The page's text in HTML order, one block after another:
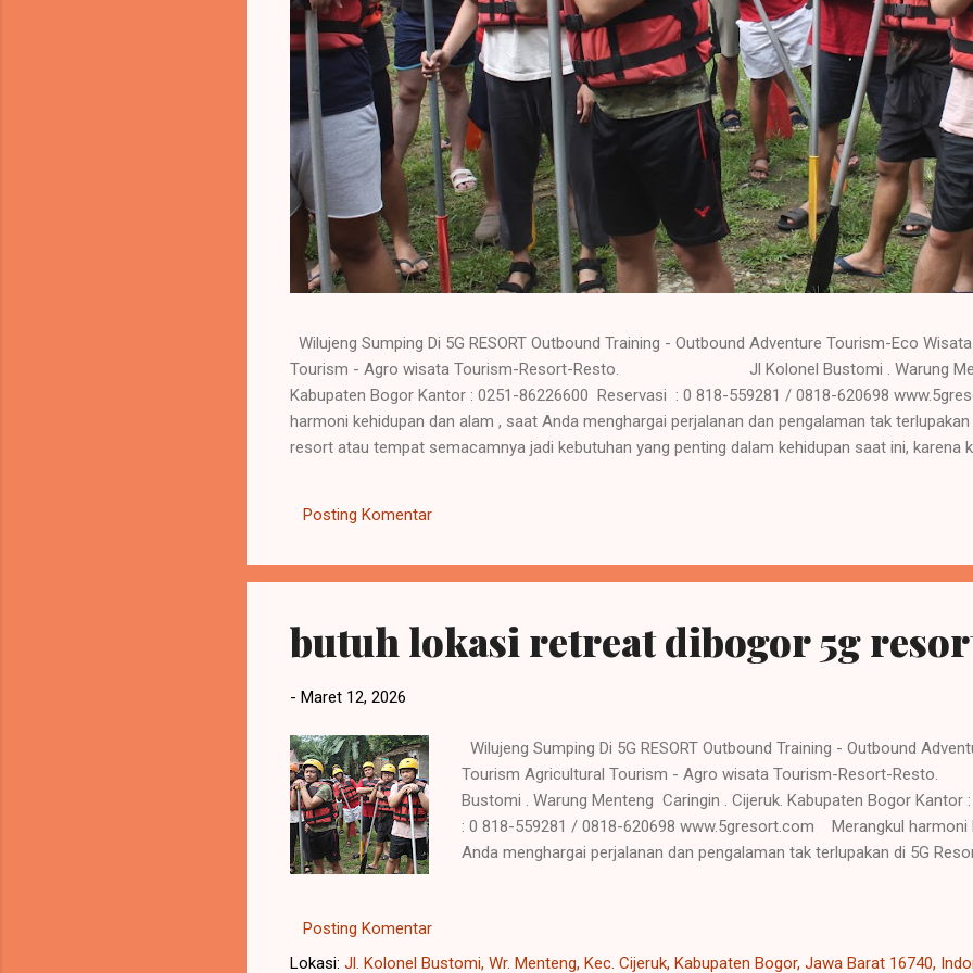
Wilujeng Sumping Di 5G RESORT Outbound Training - Outbound Adventure Tourism-Eco
Tourism - Agro wisata Tourism-Resort-Resto. Jl Kolonel Bustomi . Warung
Kabupaten Bogor Kantor : 0251-86226600 Reservasi : 0 818-559281 / 0818-620698
harmoni kehidupan dan alam , saat Anda menghargai perjalanan dan pengalaman tak
resort atau tempat semacamnya jadi kebutuhan yang penting dalam kehidupan saat ini, karena
menambah produktivitas dalam kehidupan sehari hari. 5G Resort tampil dengan keungg...
Posting Komentar
butuh lokasi retreat dibogor 5g
- Maret 12, 2026
Wilujeng Sumping Di 5G RESORT Outbound Training - Outbound
Tourism Agricultural Tourism - Agro wisata Tourism-
Bustomi . Warung Menteng Caringin . Cijeruk. Kabupaten Bogor
: 0 818-559281 / 0818-620698 www.5gresort.com Merangkul harmoni
Anda menghargai perjalanan dan pengalaman tak terlupakan di 5G
untuk segala penyakit tubuh. Tubuh yang sehat akan menambah
Posting Komentar
Lokasi: Jl. Kolonel Bustomi, Wr. Menteng, Kec. Cijeruk, Kabupaten Bogor, Jawa Barat 16740,